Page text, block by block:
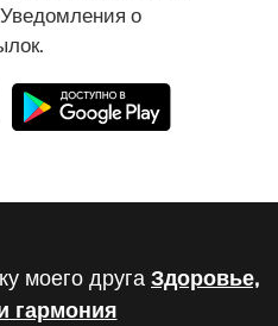
о
моего друга Здоровье,
гармония